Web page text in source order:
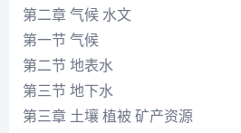
第二章 气候 水文
第一节 气候
第二节 地表水
第三节 地下水
第三章 土壤 植被 矿产资源